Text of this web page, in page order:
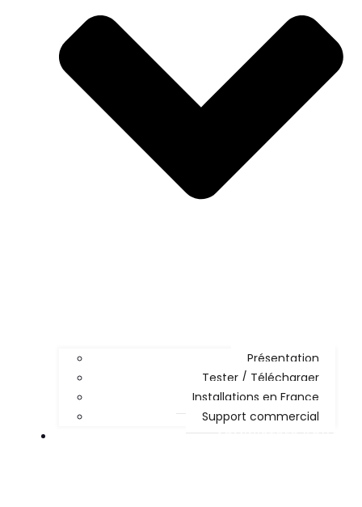
Présentation
Tester / Télécharger
Installations en France
Support commercial
ADMINISTRER KOHA